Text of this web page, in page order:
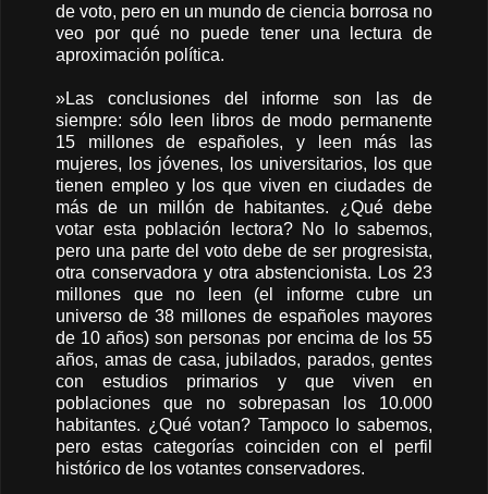
de voto, pero en un mundo de ciencia borrosa no
veo por qué no puede tener una lectura de
aproximación política.
»Las conclusiones del informe son las de
siempre: sólo leen libros de modo permanente
15 millones de españoles, y leen más las
mujeres, los jóvenes, los universitarios, los que
tienen empleo y los que viven en ciudades de
más de un millón de habitantes. ¿Qué debe
votar esta población lectora? No lo sabemos,
pero una parte del voto debe de ser progresista,
otra conservadora y otra abstencionista. Los 23
millones que no leen (el informe cubre un
universo de 38 millones de españoles mayores
de 10 años) son personas por encima de los 55
años, amas de casa, jubilados, parados, gentes
con estudios primarios y que viven en
poblaciones que no sobrepasan los 10.000
habitantes. ¿Qué votan? Tampoco lo sabemos,
pero estas categorías coinciden con el perfil
histórico de los votantes conservadores.